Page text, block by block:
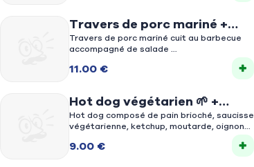
Travers de porc mariné +
salade
Travers de porc mariné cuit au barbecue
accompagné de salade
11.00 €
Hot dog végétarien 🌱 +
frites maison
Hot dog composé de pain brioché, saucisse
végétarienne, ketchup, moutarde, oignons
9.00 €